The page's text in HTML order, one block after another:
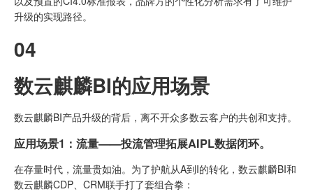
升级的实现路径。
04
数云麒麟BI的应用场景
数云麒麟BI产品升级的背后，离不开众多数云客户的共创和支持。
应用场景1：流量——投流管理拓展AIPL数据闭环。
在存量时代，流量贵如油。为了护航从A到I的转化，数云麒麟BI和
数云麒麟CDP、CRM联手打了套组合拳：